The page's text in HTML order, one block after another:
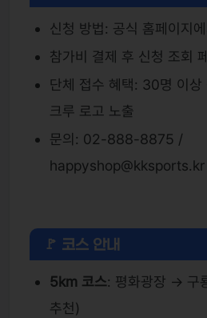
신청 방법: 공식 홈페이지
참가비 결제 후 신청 조회
단체 접수 혜택: 30명 이상
크루 로고 노출
문의: 02-888-8875 /
happyshop@kksports.kr
🚩 코스 안내
5km 코스: 평화광장 → 구
추천)